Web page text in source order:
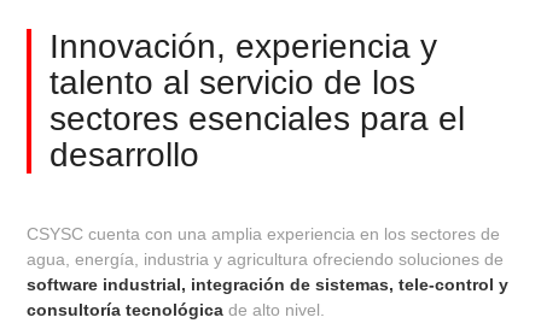
Innovación, experiencia y
talento al servicio de los
sectores esenciales para el
desarrollo
CSYSC cuenta con una amplia experiencia en los sectores de
agua, energía, industria y agricultura ofreciendo soluciones de
software industrial, integración de sistemas, tele-control y
consultoría tecnológica de alto nivel.